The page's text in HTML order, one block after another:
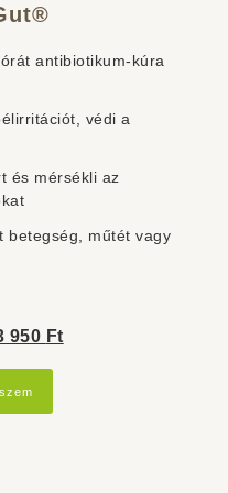
antibiotikum-kúra
védi a
és mérsékli az
betegség, műtét vagy
950 FtCurrent